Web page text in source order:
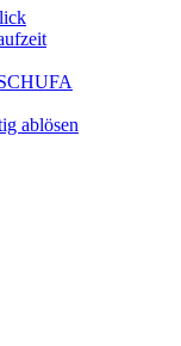
ablösen